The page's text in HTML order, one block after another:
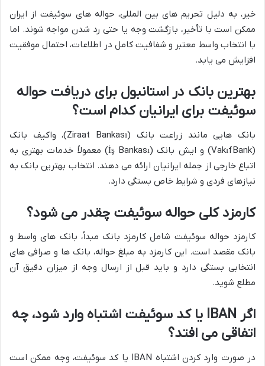
خیر، به دلیل تحریم های بین المللی، حواله های سوئیفت از ایران
ممکن است با تأخیر، بازگشت وجه یا حتی رد شدن مواجه شوند. اما
با انتخاب واسط معتبر و شفافیت کامل در اطلاعات، احتمال موفقیت
افزایش می یابد.
بهترین بانک در استانبول برای دریافت حواله
سوئیفت برای ایرانیان کدام است؟
بانک هایی مانند زراعت بانک (Ziraat Bankası)، واکیف بانک
(VakıfBank) و ایش بانک (İş Bankası) معمولاً خدمات بهتری به
اتباع خارجی از جمله ایرانیان ارائه می دهند. انتخاب بهترین بانک به
نیازهای فردی و شرایط خاص بستگی دارد.
کارمزد کلی حواله سوئیفت چقدر می شود؟
کارمزد حواله سوئیفت شامل کارمزد بانک مبدأ، بانک های واسط و
بانک مقصد است. این کارمزد به مبلغ حواله، بانک ها و صرافی های
انتخابی بستگی دارد و باید قبل از ارسال وجه از میزان دقیق آن
مطلع شوید.
اگر IBAN یا کد سوئیفت اشتباه وارد شود، چه
اتفاقی می افتد؟
در صورت وارد کردن اشتباه IBAN یا کد سوئیفت، وجه ممکن است